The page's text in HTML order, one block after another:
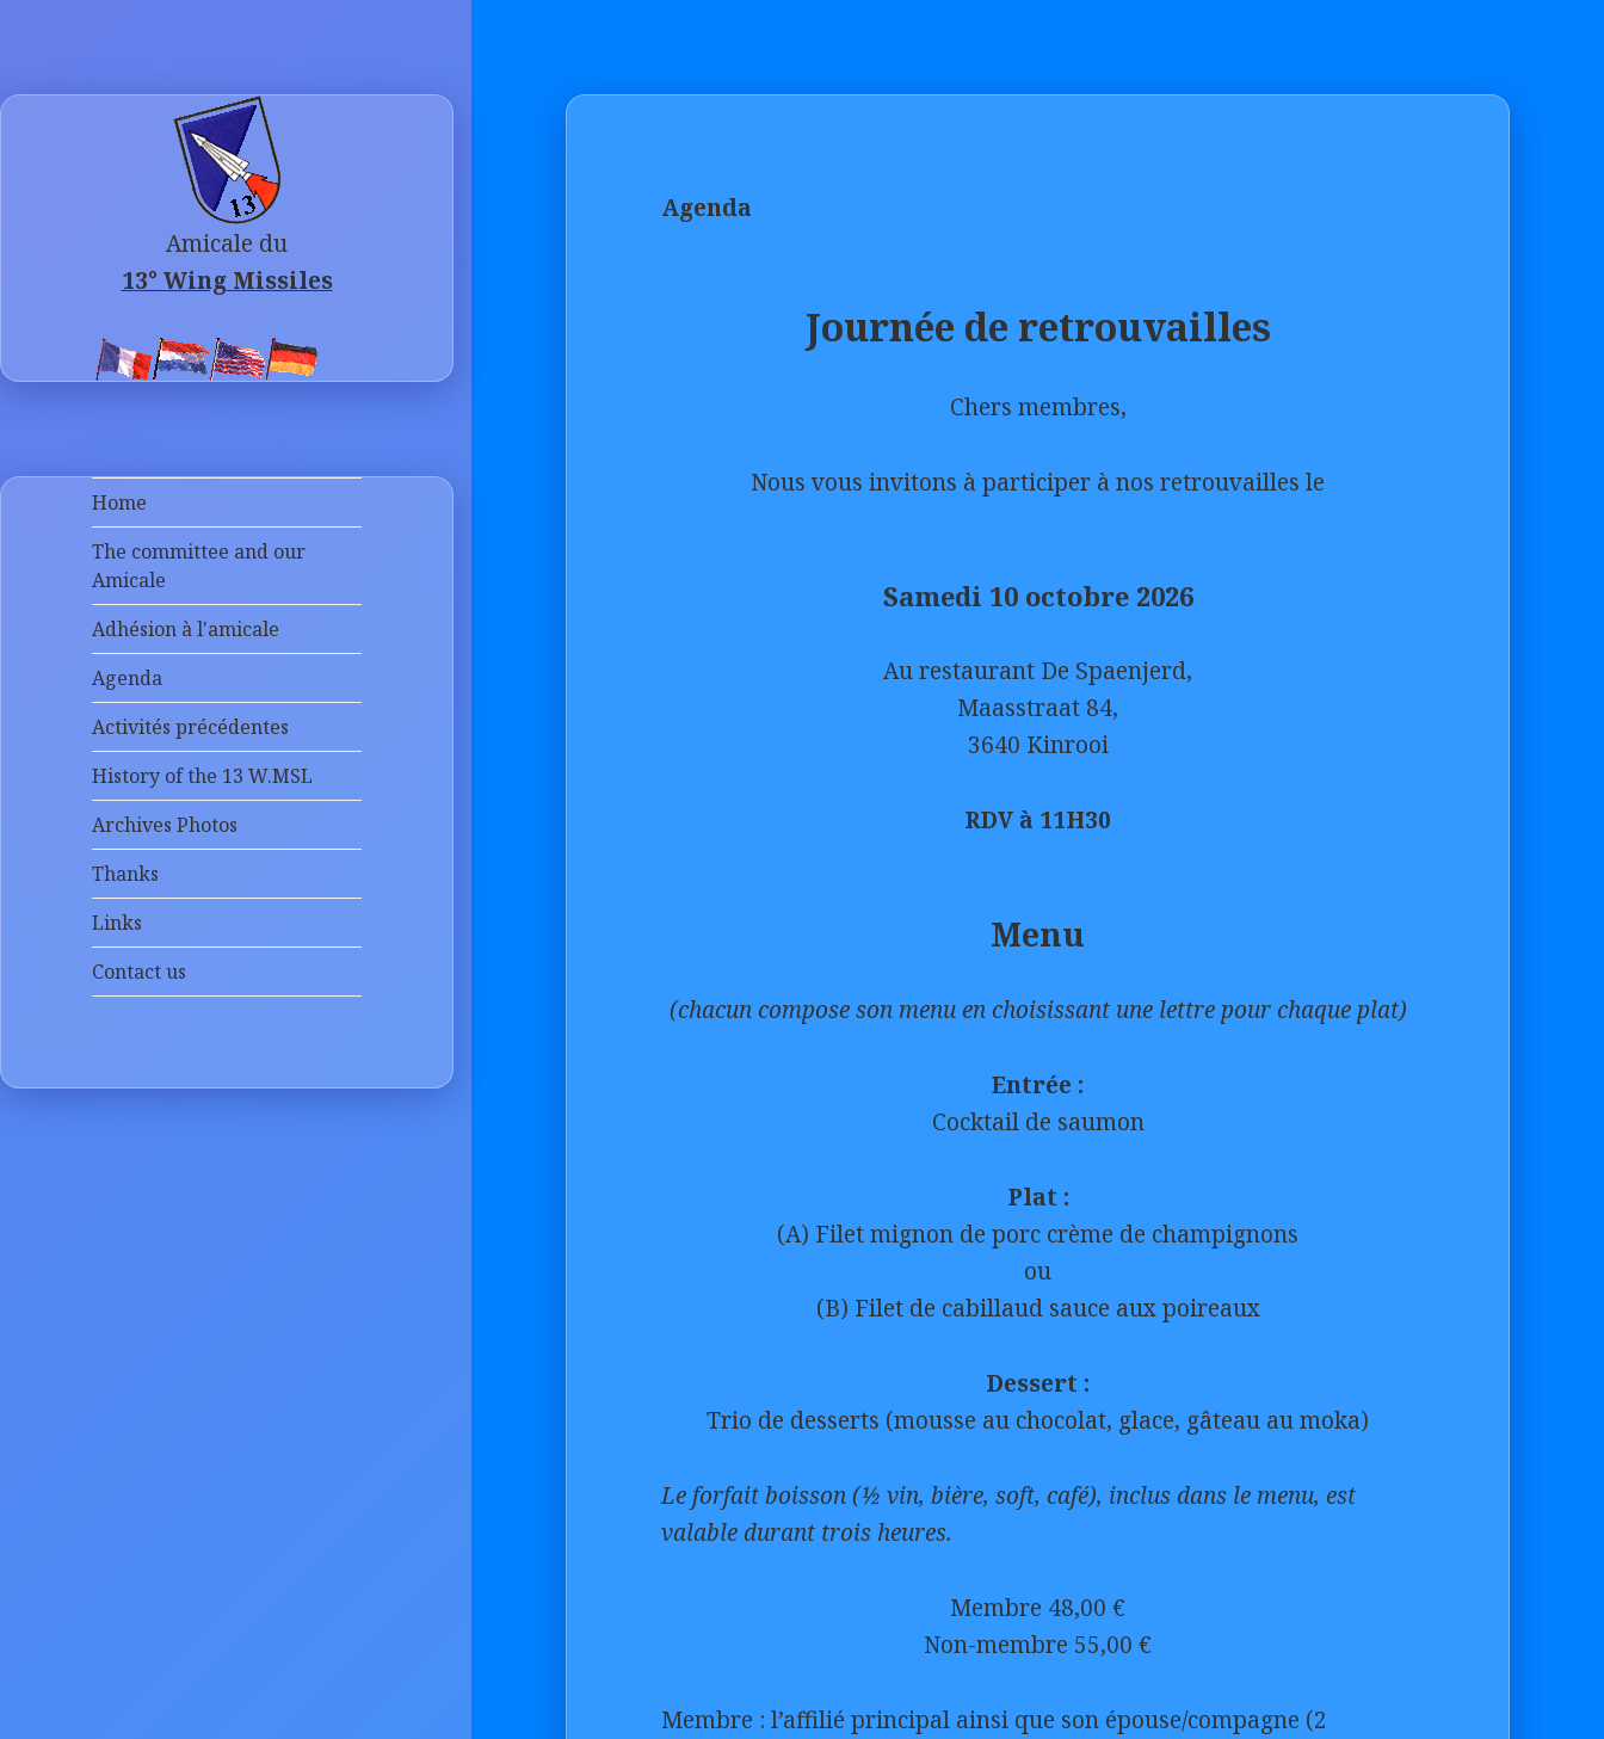
Amicale du
13° Wing Missiles
Home
The committee and our
Amicale
Adhésion à l'amicale
Agenda
Activités précédentes
History of the 13 W.MSL
Archives Photos
Thanks
Links
Contact us
Agenda
Journée de retrouvailles
Chers membres,
Nous vous invitons à participer à nos retrouvailles le
Samedi 10 octobre 2026
Au restaurant De Spaenjerd,
Maasstraat 84,
3640 Kinrooi
RDV à 11H30
Menu
(chacun compose son menu en choisissant une lettre pour chaque plat)
Entrée :
Cocktail de saumon
Plat :
(A) Filet mignon de porc crème de champignons
ou
(B) Filet de cabillaud sauce aux poireaux
Dessert :
Trio de desserts (mousse au chocolat, glace, gâteau au moka)
Le forfait boisson (½ vin, bière, soft, café), inclus dans le menu, est
valable durant trois heures.
Membre 48,00 €
Non-membre 55,00 €
Membre : l’affilié principal ainsi que son épouse/compagne (2